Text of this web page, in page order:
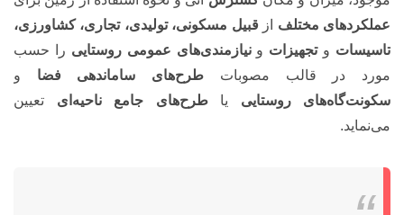
عملکردهای مختلف از قبیل مسکونی، تولیدی، تجاری، کشاورزی،
تاسیسات وتجهیزات ونیازمندی‌های عمومی روستایی را حسب
مورد در قالب مصوبات طرح‌های ساماندهی فضا و
سکونت‌گاه‌های روستایی یاطرح‌های جامع ناحیه‌ای تعیین
می‌نماید.